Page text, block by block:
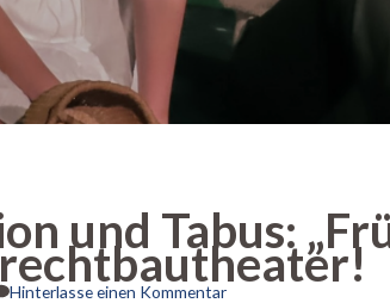
und Tabus:
Hinterlasse einen Kommentarzu